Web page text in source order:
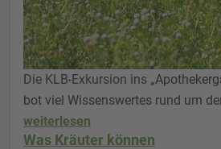
Die KLB-Exkursion ins
bot viel Wissenswertes rund um
weiterlesen
Was Kräuter können